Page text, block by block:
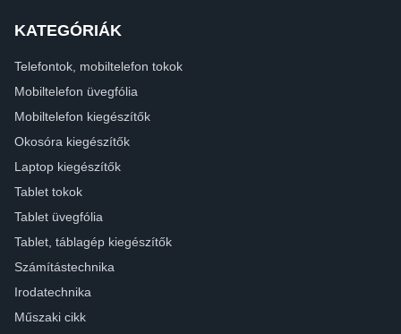
KATEGÓRIÁK
Telefontok, mobiltelefon tokok
Mobiltelefon üvegfólia
Mobiltelefon kiegészítők
Okosóra kiegészítők
Laptop kiegészítők
Tablet tokok
Tablet üvegfólia
Tablet, táblagép kiegészítők
Számítástechnika
Irodatechnika
Műszaki cikk